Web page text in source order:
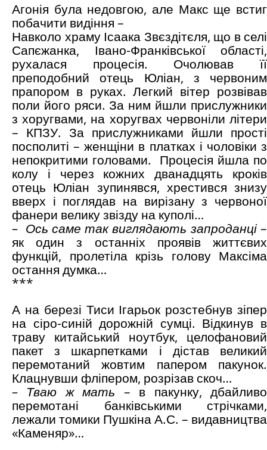
Агонія була недовгою, але Макс ще встиг
побачити видіння –
Навколо храму Ісаака Звєздітєля, що в селі
Сапєжанка, Івано-Франківської області,
рухалася процесія. Очолював її
преподобний отець Юліан, з червоним
прапором в руках. Легкий вітер розвівав
поли його ряси. За ним йшли прислужники
з хоругвами, на хоругвах червоніли літери
– КПЗУ. За прислужниками йшли прості
посполиті – женщіни в платках і чоловіки з
непокритими головами. Процесія йшла по
колу і через кожних дванадцять кроків
отець Юліан зупинявся, хрестився знизу
вверх і поглядав на вирізану з червоної
фанери велику звізду на куполі…
– Ось саме так виглядають запроданці–
як один з останніх проявів життєвих
функцій, пролетіла крізь голову Максіма
остання думка…
***
А на березі Тиси Ігарьок розстебнув зіпер
на сіро-синій дорожній сумці. Відкинув в
траву китайський ноутбук, целофановий
пакет з шкарпетками і дістав великий
перемотаний жовтим папером пакунок.
Клацнувши фліпером, розрізав скоч…
– Тваю ж мать – в пакунку, дбайливо
перемотані банківськими стрічками,
лежали томики Пушкіна А.С. – видавництва
«Каменяр»…